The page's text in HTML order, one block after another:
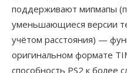
поддерживают мипмапы
уменьшающиеся версии
учётом расстояния) —
оригинальном формате
способность PS2 к более